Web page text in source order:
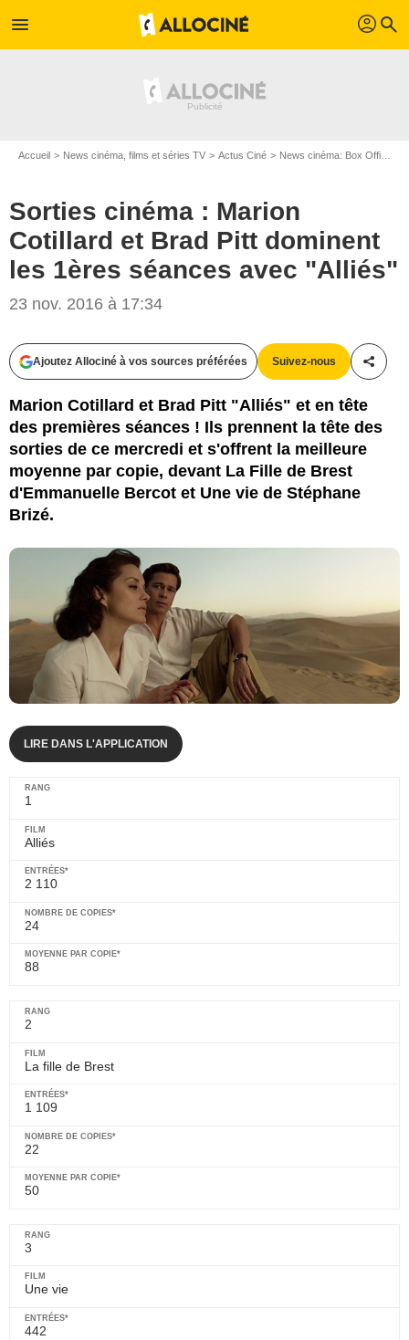
menu profil search
Accueil News cinéma, films et séries TV Actus Ciné News cinéma: Box Office
Sorties cinéma : Marion
Cotillard et Brad Pitt dominent
les 1ères séances avec "Alliés"
23 nov. 2016 à 17:34
Ajoutez Allociné à vos sources préférées Suivez-nous
Marion Cotillard et Brad Pitt "Alliés" et en tête
des premières séances ! Ils prennent la tête des
sorties de ce mercredi et s'offrent la meilleure
moyenne par copie, devant La Fille de Brest
d'Emmanuelle Bercot et Une vie de Stéphane
Brizé.
Paramount Pictures France
LIRE DANS L'APPLICATION
1
Alliés
2 110
24
88
2
La fille de Brest
1 109
22
50
3
Une vie
442